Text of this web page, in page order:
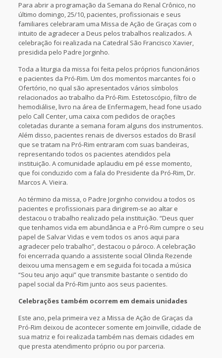
Para abrir a programação da Semana do Renal Crônico, no
último domingo, 25/10, pacientes, profissionais e seus
familiares celebraram uma Missa de Ação de Graças com o
intuito de agradecer a Deus pelos trabalhos realizados. A
celebração foi realizada na Catedral São Francisco Xavier,
presidida pelo Padre Jorginho.
Toda a liturgia da missa foi feita pelos próprios funcionários
e pacientes da Pró-Rim. Um dos momentos marcantes foi o
Ofertório, no qual são apresentados vários símbolos
relacionados ao trabalho da Pró-Rim. Estetoscópio, filtro de
hemodiálise, livro na área de Enfermagem, head fone usado
pelo Call Center, uma caixa com pedidos de orações
coletadas durante a semana foram alguns dos instrumentos.
Além disso, pacientes renais de diversos estados do Brasil
que se tratam na Pró-Rim entraram com suas bandeiras,
representando todos os pacientes atendidos pela
instituição. A comunidade aplaudiu em pé esse momento,
que foi conduzido com a fala do Presidente da Pró-Rim, Dr.
Marcos A. Vieira.
Ao término da missa, o Padre Jorginho convidou a todos os
pacientes e profissionais para dirigirem-se ao altar e
destacou o trabalho realizado pela instituição. “Deus quer
que tenhamos vida em abundância e a Pró-Rim cumpre o seu
papel de Salvar Vidas e vem todos os anos aqui para
agradecer pelo trabalho”, destacou o pároco. A celebração
foi encerrada quando a assistente social Olinda Rezende
deixou uma mensagem e em seguida foi tocada a música
“Sou teu anjo aqui” que transmite bastante o sentido do
papel social da Pró-Rim junto aos seus pacientes.
Celebrações também ocorrem em demais unidades
Este ano, pela primeira vez a Missa de Ação de Graças da
Pró-Rim deixou de acontecer somente em Joinville, cidade de
sua matriz e foi realizada também nas demais cidades em
que presta atendimento próprio ou por parceria.